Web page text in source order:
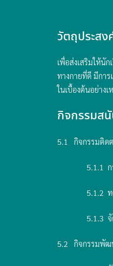
วัตถุประส
เพื่อส่งเสริมให้นั
ทางกายที่ดี มีกา
ในเบื้องต้นอย่างเ
กิจกรรมส
5.1 กิจกรรมติด
5.1.1 ก
5.1.2
5.1.3 จั
5.2 กิจกรรมพัฒ